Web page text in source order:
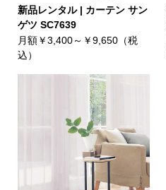
新品レンタル | カーテン サン
ゲツ SC7639
月額￥3,400～￥9,650（税
込）